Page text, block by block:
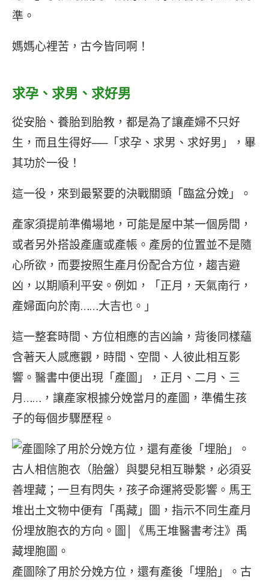
準。
媽媽心裡苦，古今皆同啊！
求孕、求男、求好男
從安胎、養胎到胎教，都是為了讓產婦不只好
生，而且生得好──「求孕、求男、求好男」，畢
其功於一役！
這一役，來到最緊要的決戰關頭「臨盆分娩」。
產家須提前準備場地，可能是屋中某一個房間，
或者另外搭設產廬或產帳。產房的位置並不是隨
心所欲，而要按照生產月份配合方位，趨吉避
凶，以期順利平安。例如，「正月，天氣南行，
產婦面向於南……大吉也。」
這一整套時間、方位相應的吉凶論，背後同樣蘊
含著天人感應觀，時間、空間、人彼此相互影
響。醫書中便出現「產圖」，正月、二月、三
月……，讓產家根據分娩當月的產圖，準備生孩
子的每個步驟歷程。
產圖除了用於分娩方位，還有產後「埋胎」。古